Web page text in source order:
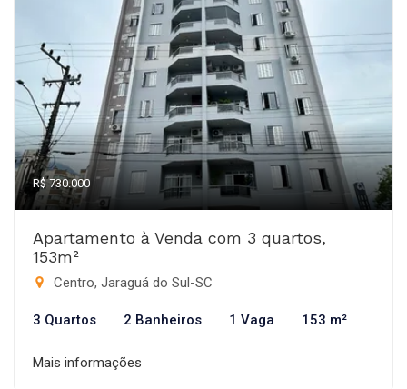
R$ 730.000
Apartamento à Venda com 3 quartos,
153m²
Centro, Jaraguá do Sul-SC
3 Quartos 2 Banheiros 1 Vaga 153 m²
Mais informações